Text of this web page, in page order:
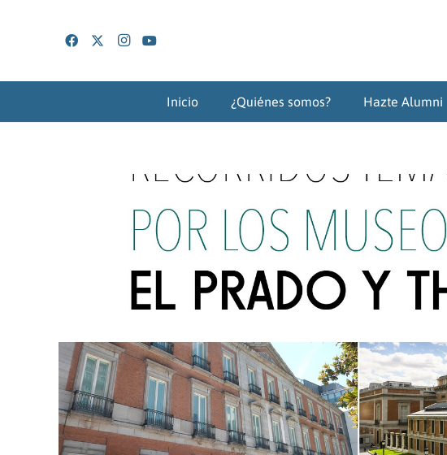
Inicio ¿Quiénes somos? Hazte Alumni